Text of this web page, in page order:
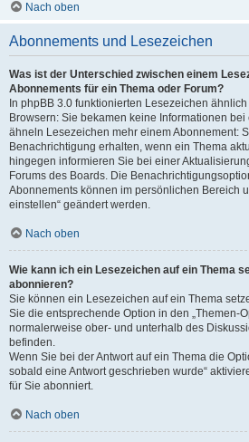
Nach oben
Abonnements und Lesezeichen
Was ist der Unterschied zwischen einem
Abonnements für ein Thema oder Forum?
In phpBB 3.0 funktionierten Lesezeichen
Browsern: Sie bekamen keine Informationen
ähneln Lesezeichen mehr einem Abonnement:
Benachrichtigung erhalten, wenn ein Thema
hingegen informieren Sie bei einer
Forums des Boards. Die
Abonnements können im persönlichen Bereich
einstellen“ geändert werden.
Nach oben
Wie kann ich ein Lesezeichen auf ein Thema
abonnieren?
Sie können ein Lesezeichen auf ein Thema
Sie die entsprechende Option in den „Themen-
normalerweise ober- und unterhalb des
befinden.
Wenn Sie bei der Antwort auf ein Thema die
sobald eine Antwort geschrieben wurde“
für Sie abonniert.
Nach oben